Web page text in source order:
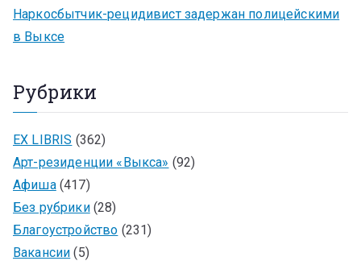
Наркосбытчик-рецидивист задержан полицейскими
в Выксе
Рубрики
EX LIBRIS (362)
Арт-резиденции «Выкса» (92)
Афиша(417)
Без рубрики(28)
Благоустройство (231)
Вакансии (5)